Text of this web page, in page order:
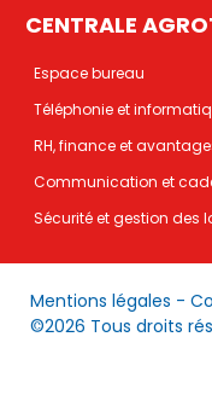
CENTRALE
Espace bureau
Téléphonie et
RH, finance et
Communication et
Sécurité et gestion des
Mentions légales -
©2026 Tous droits